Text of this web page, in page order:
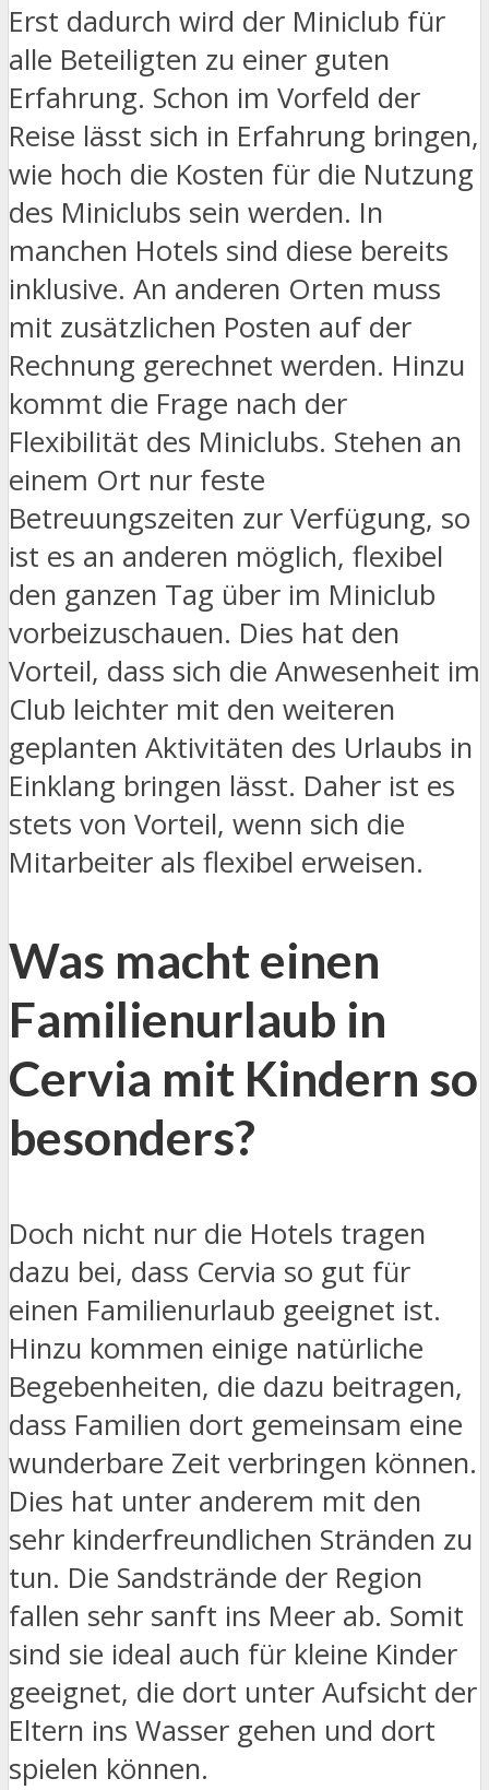
Erst dadurch wird der Miniclub für
alle Beteiligten zu einer guten
Erfahrung. Schon im Vorfeld der
Reise lässt sich in Erfahrung bringen,
wie hoch die Kosten für die Nutzung
des Miniclubs sein werden. In
manchen Hotels sind diese bereits
inklusive. An anderen Orten muss
mit zusätzlichen Posten auf der
Rechnung gerechnet werden. Hinzu
kommt die Frage nach der
Flexibilität des Miniclubs. Stehen an
einem Ort nur feste
Betreuungszeiten zur Verfügung, so
ist es an anderen möglich, flexibel
den ganzen Tag über im Miniclub
vorbeizuschauen. Dies hat den
Vorteil, dass sich die Anwesenheit im
Club leichter mit den weiteren
geplanten Aktivitäten des Urlaubs in
Einklang bringen lässt. Daher ist es
stets von Vorteil, wenn sich die
Mitarbeiter als flexibel erweisen.
Was macht einen
Familienurlaub in
Cervia mit Kindern so
besonders?
Doch nicht nur die Hotels tragen
dazu bei, dass Cervia so gut für
einen Familienurlaub geeignet ist.
Hinzu kommen einige natürliche
Begebenheiten, die dazu beitragen,
dass Familien dort gemeinsam eine
wunderbare Zeit verbringen können.
Dies hat unter anderem mit den
sehr kinderfreundlichen Stränden zu
tun. Die Sandstrände der Region
fallen sehr sanft ins Meer ab. Somit
sind sie ideal auch für kleine Kinder
geeignet, die dort unter Aufsicht der
Eltern ins Wasser gehen und dort
spielen können.